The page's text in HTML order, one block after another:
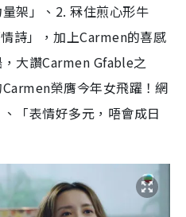
量架」、2. 冧住煎心形牛
詩」，加上Carmen的喜感
大讚Carmen Gfable之
榮膺今年女飛躍！網
「表情好多元，唔會成日